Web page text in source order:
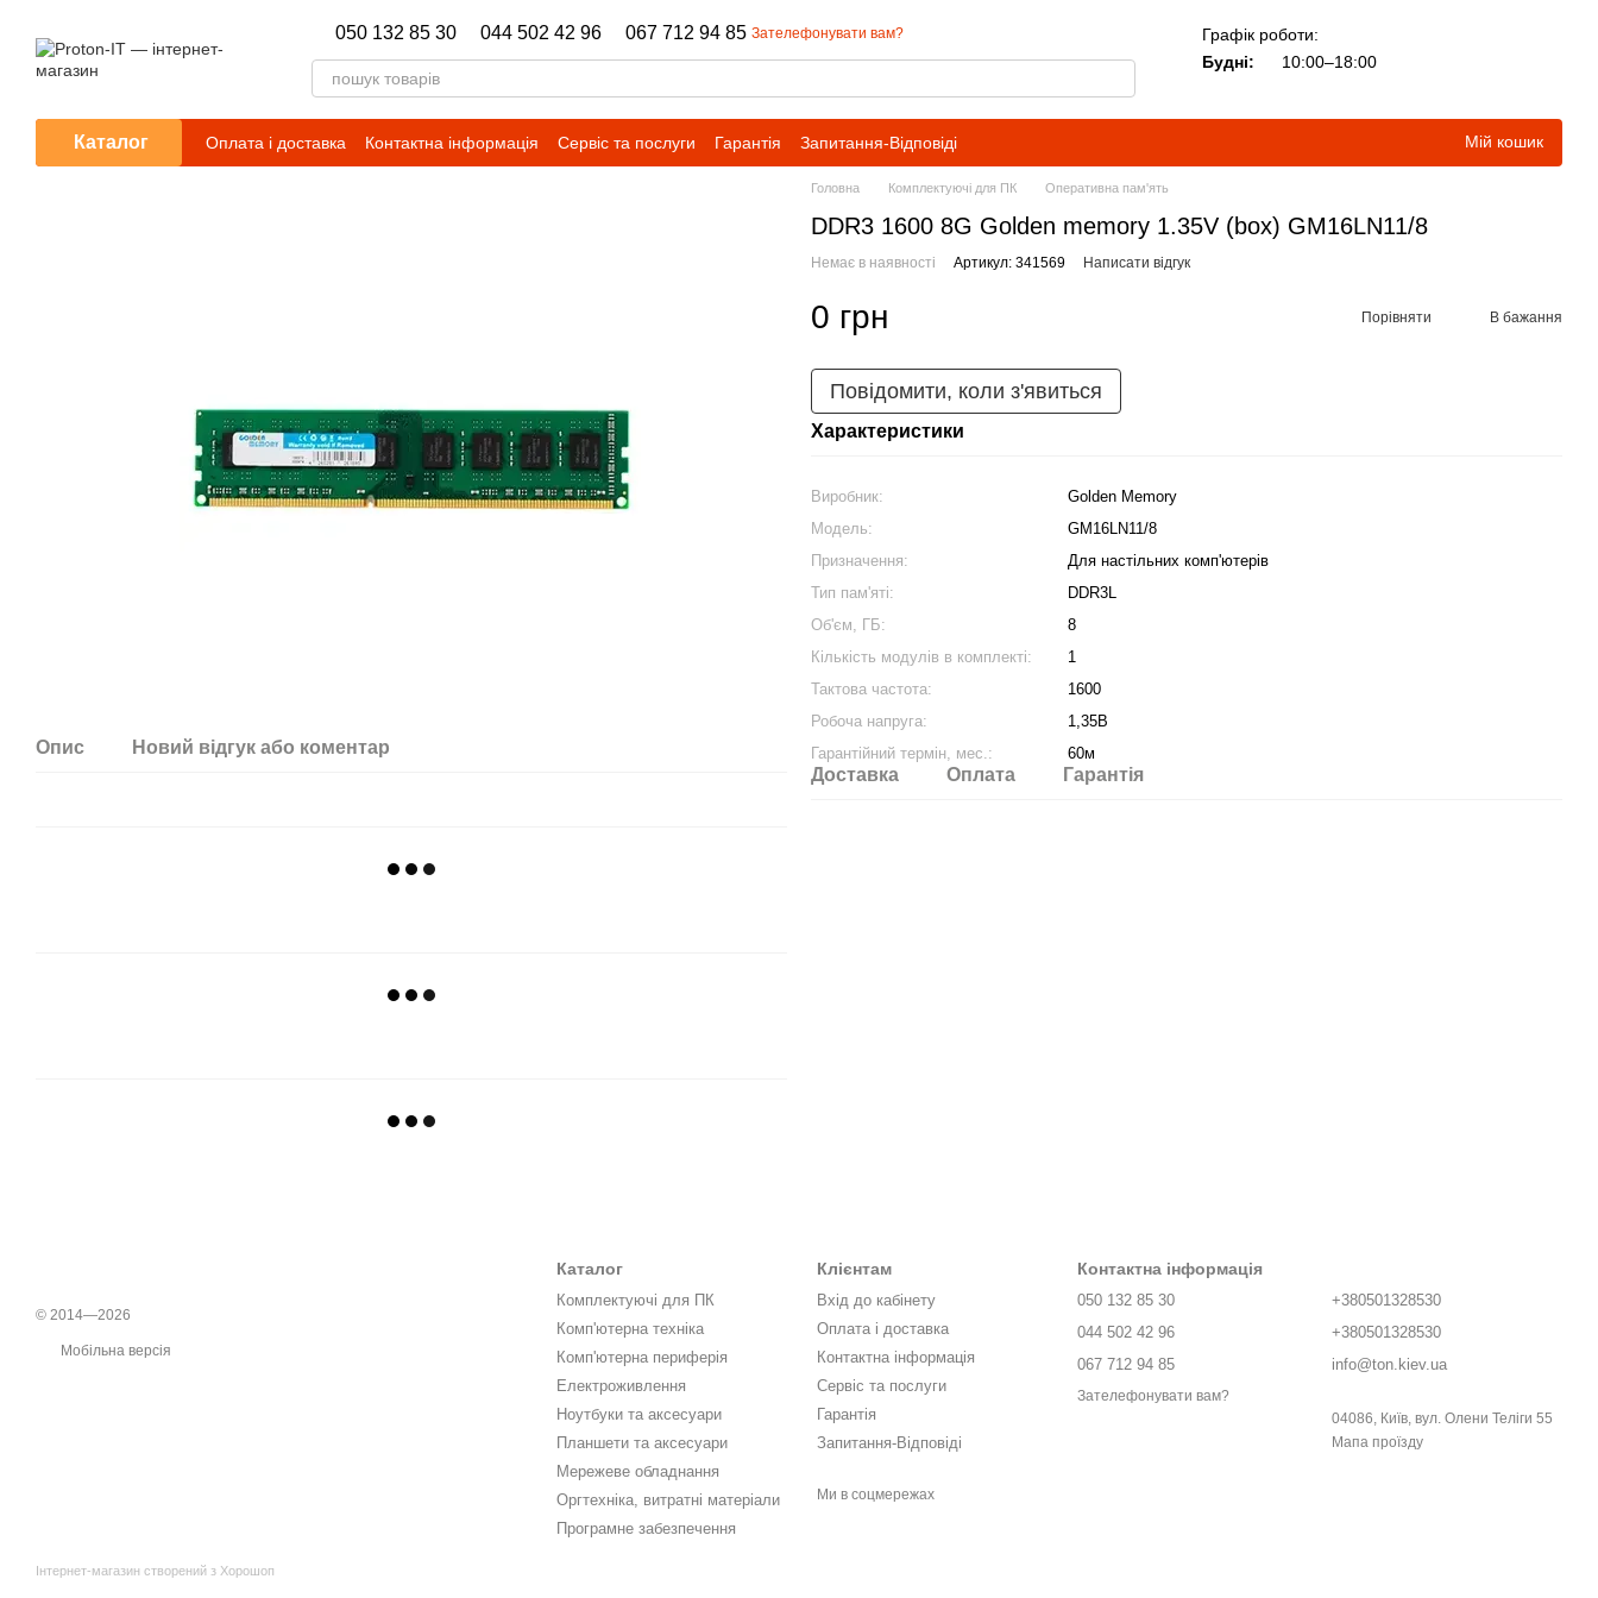
050 132 85 30 044 502 42 96 067 712 94 85 Зателефонувати вам?
Графік роботи:
Будні:
10:00–18:00
Каталог Оплата і доставка Контактна інформація Сервіс та послуги Гарантія Запитання-Відповіді Мій кошик
Опис Новий відгук або коментар
Головна Комплектуючі для ПК Оперативна пам'ять
DDR3 1600 8G Golden memory 1.35V (box) GM16LN11/8
Немає в наявності Артикул: 341569 Написати відгук
0 грн Порівняти В бажання
Повідомити, коли з'явиться
Характеристики
Виробник:
Golden Memory
Модель:
GM16LN11/8
Призначення:
Для настільних комп'ютерів
Тип пам'яті:
DDR3L
Об'єм, ГБ:
8
Кількість модулів в комплекті:
1
Тактова частота:
1600
Робоча напруга:
1,35В
Гарантійний термін, мес.:
60м
Доставка Оплата Гарантія
© 2014—2026
Мобільна версія
Інтернет-магазин створений з Хорошоп
Каталог
Комплектуючі для ПК
Комп'ютерна техніка
Комп'ютерна периферія
Електроживлення
Ноутбуки та аксесуари
Планшети та аксесуари
Мережеве обладнання
Оргтехніка, витратні матеріали
Програмне забезпечення
Клієнтам
Вхід до кабінету
Оплата і доставка
Контактна інформація
Сервіс та послуги
Гарантія
Запитання-Відповіді
Ми в соцмережах
Контактна інформація
050 132 85 30
044 502 42 96
067 712 94 85
Зателефонувати вам?
+380501328530
+380501328530
info@ton.kiev.ua
04086, Київ, вул. Олени Телiги 55
Мапа проїзду